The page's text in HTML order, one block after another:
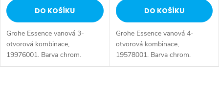
DO KOŠÍKU
Grohe Essence vanová 3-
otvorová kombinace,
19976001. Barva chrom.
DO KOŠÍKU
Grohe Essence vanová 4-
otvorová kombinace,
19578001. Barva chrom.